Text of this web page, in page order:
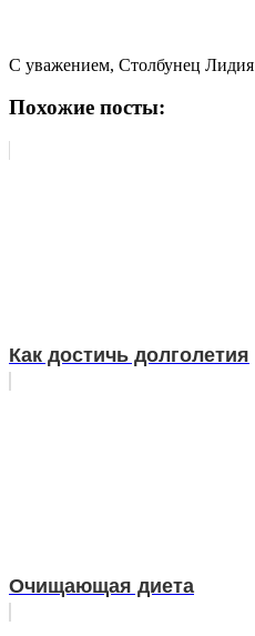
С уважением, Столбунец Лидия
Похожие посты:
Как достичь долголетия
Очищающая диета